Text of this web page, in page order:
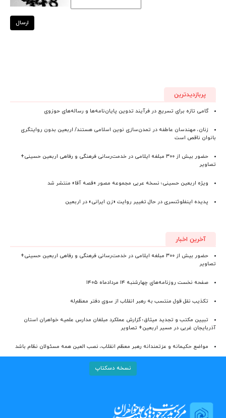
ارسال
پربازدیدترین
گامی تازه برای تسریع در فرآیند تدوین پایان‌نامه‌ها و رساله‌های حوزوی
زنان، مهندسان عاطفه در تمدن‌سازی نوین اسلامی هستند/ اربعین بدون روایتگری
بانوان ناقص است
حضور بیش از ۳۰۰ مبلغه ایلامی در خدمت‌رسانی فرهنگی و رفاهی اربعین حسینی+
تصاویر
ویژه اربعین حسینی؛ نسخه عربی مجموعه مصور «قصه آقا» منتشر شد
پدیده اینفلوئنسری در حال تغییر روایت «زن ایرانی» در اربعین
آخرین اخبار
حضور بیش از ۳۰۰ مبلغه ایلامی در خدمت‌رسانی فرهنگی و رفاهی اربعین حسینی+
تصاویر
صفحه نخست روزنامه‌های چهارشنبه ۱۴ مردادماه ۱۴۰۵
تکذیب نقل قول منتسب به رهبر انقلاب از سوی دفتر معظم‌له
تبیین مکتب و تجدید میثاق؛ گزارش عملکرد مبلغان مدارس علمیه خواهران استان
آذربایجان‌ غربی در مسیر اربعین+ تصاویر
مواضع حکیمانه و عزتمندانه رهبر معظم انقلاب، نصب العین همه مسئولان نظام باشد
نسخه دسکتاپ